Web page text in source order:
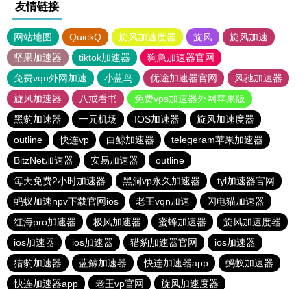
友情链接
网站地图 QuickQ 旋风加速度器 旋风
旋风加速
坚果加速器
tiktok加速器
狗急加速器官网
免费vqn外网加速
小蓝鸟 优途加速器官网
风驰加速器
旋风加速器
八戒看书
免费vps加速器外网苹果版
黑豹加速器
一元机场 IOS加速器
旋风加速度器
outline
快连vp 白鲸加速器
telegeram苹果加速器
BitzNet加速器
安易加速器
outline
每天免费2小时加速器
黑洞vp永久加速器
tyl加速器官网
蚂蚁加速npv下载官网ios
老王vqn加速
闪电猫加速器
红海pro加速器
极风加速器 蜜蜂加速器
旋风加速度器
ios加速器
ios加速器 猎豹加速器官网
ios加速器
猎豹加速器
蓝鲸加速器 快连加速器app
蚂蚁加速器
快连加速器app
老王vp官网 旋风加速度器